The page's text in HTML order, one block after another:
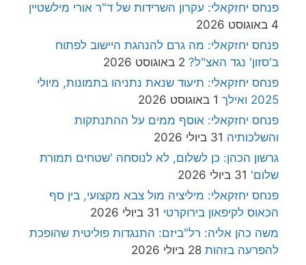
פנחס יחזקאלי: עקרון השרידות של ד"ר אורי מילשטיין
4 באוגוסט 2026
פנחס יחזקאלי: מה גרם להנהגת היישוב לפתוח
ב'סזון' נגד האצ"ל? 2 באוגוסט 2026
פנחס יחזקאלי: תיעוד שנאת נתניהו בתמונות, מיולי
2025 ואילך
1 באוגוסט 2026
פנחס יחזקאלי: אוסף ממים על ההתנתקות
והשלכותיה 31 ביולי 2026
גרשון הכהן: כן לשלום, לא לנוסחה 'שטחים תמורת
שלום' 31 ביולי 2026
פנחס יחזקאלי: מיליציה מול צבא מקצועי, בין סף
הכאוס לקיפאון בירוקרטי 31 ביולי 2026
משה כהן אליה: רל"ביזם: התנגדות פוליטית שהופכת
להפרעה בזהות 28 ביולי 2026